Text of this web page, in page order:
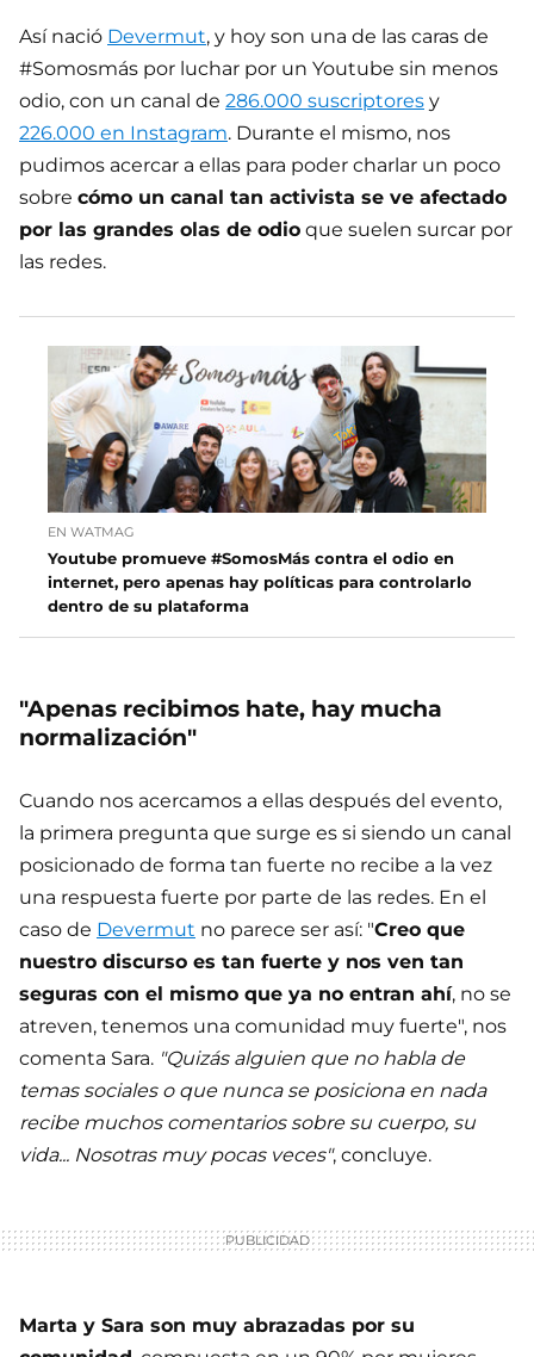
Así nació Devermut, y hoy son una de las caras de
#Somosmás por luchar por un Youtube sin menos
odio, con un canal de 286.000 suscriptores y
226.000 en Instagram. Durante el mismo, nos
pudimos acercar a ellas para poder charlar un poco
sobre cómo un canal tan activista se ve afectado
por las grandes olas de odio que suelen surcar por
las redes.
EN WATMAG
Youtube promueve #SomosMás contra el odio en
internet, pero apenas hay políticas para controlarlo
dentro de su plataforma
"Apenas recibimos hate, hay mucha
normalización"
Cuando nos acercamos a ellas después del evento,
la primera pregunta que surge es si siendo un canal
posicionado de forma tan fuerte no recibe a la vez
una respuesta fuerte por parte de las redes. En el
caso de Devermut no parece ser así: "Creo que
nuestro discurso es tan fuerte y nos ven tan
seguras con el mismo que ya no entran ahí, no se
atreven, tenemos una comunidad muy fuerte", nos
comenta Sara. "Quizás alguien que no habla de
temas sociales o que nunca se posiciona en nada
recibe muchos comentarios sobre su cuerpo, su
vida... Nosotras muy pocas veces", concluye.
Marta y Sara son muy abrazadas por su